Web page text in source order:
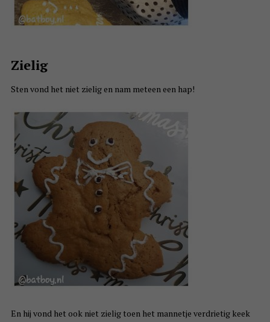
Zielig
Sten vond het niet zielig en nam meteen een hap!
En hij vond het ook niet zielig toen het mannetje verdrietig keek